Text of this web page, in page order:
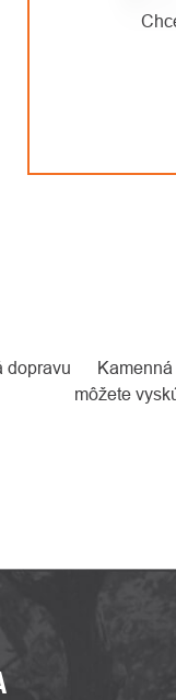
€42,98
dopravu
môžete